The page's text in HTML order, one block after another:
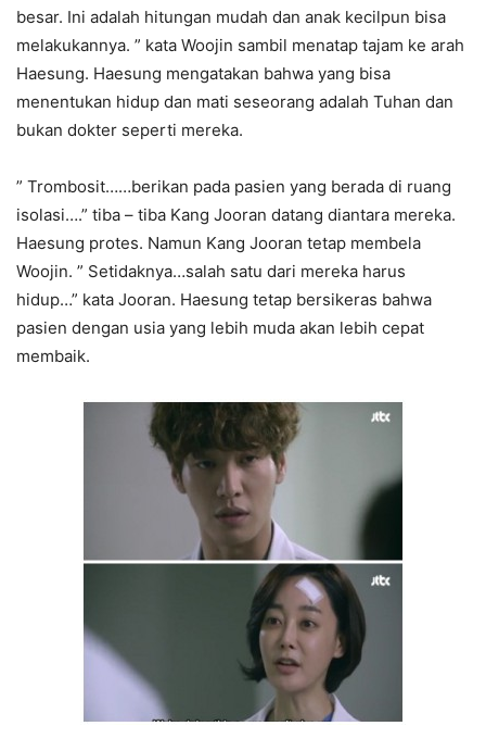
besar. Ini adalah hitungan mudah dan anak kecilpun bisa
melakukannya. ” kata Woojin sambil menatap tajam ke arah
Haesung. Haesung mengatakan bahwa yang bisa
menentukan hidup dan mati seseorang adalah Tuhan dan
bukan dokter seperti mereka.
” Trombosit……berikan pada pasien yang berada di ruang
isolasi….” tiba – tiba Kang Jooran datang diantara mereka.
Haesung protes. Namun Kang Jooran tetap membela
Woojin. ” Setidaknya…salah satu dari mereka harus
hidup…” kata Jooran. Haesung tetap bersikeras bahwa
pasien dengan usia yang lebih muda akan lebih cepat
membaik.